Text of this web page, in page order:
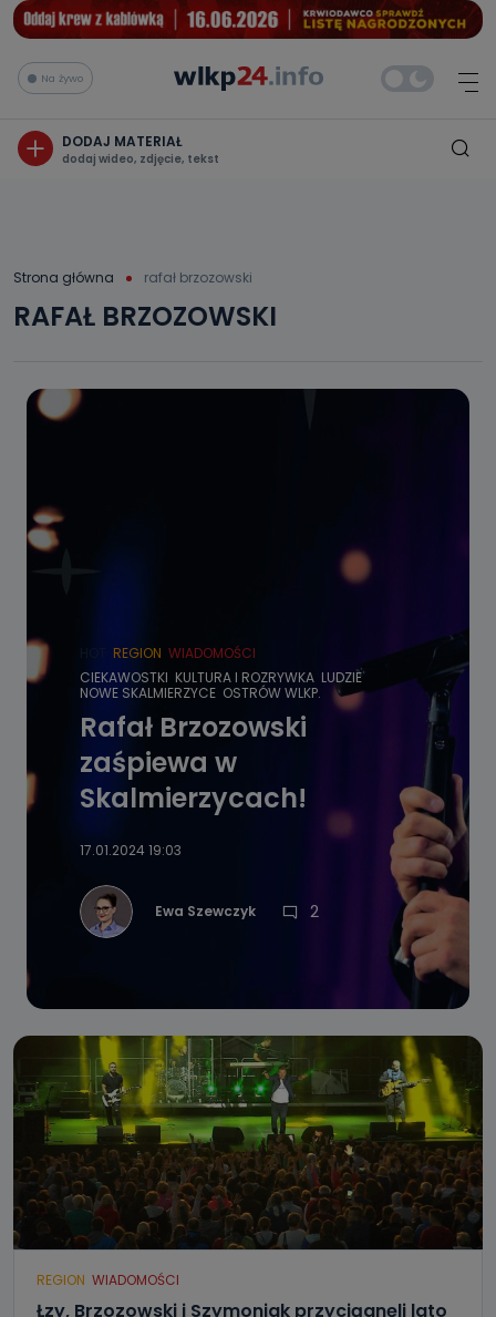
Na żywo
DODAJ MATERIAŁ
dodaj wideo, zdjęcie, tekst
Strona główna rafał brzozowski
RAFAŁ BRZOZOWSKI
REGION WIADOMOŚCI
CIEKAWOSTKI KULTURA I ROZRYWKA LUDZIE
NOWE SKALMIERZYCE OSTRÓW WLKP.
Rafał Brzozowski
zaśpiewa w
Skalmierzycach!
17.01.2024 19:03
Ewa Szewczyk 2
REGION WIADOMOŚCI
Łzy, Brzozowski i Szymoniak przyciągnęli lato